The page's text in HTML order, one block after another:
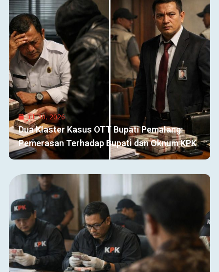
Juli 30, 2026
Dua Klaster Kasus OTT Bupati Pemalang:
Pemerasan Terhadap Bupati dan Oknum KPK